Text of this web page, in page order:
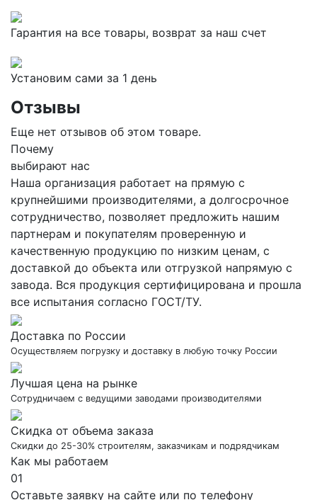
Гарантия на все товары, возврат за наш счет
Установим сами за 1 день
Отзывы
Еще нет отзывов об этом товаре.
Почему
выбирают нас
Наша организация работает на прямую с
крупнейшими производителями, а долгосрочное
сотрудничество, позволяет предложить нашим
партнерам и покупателям проверенную и
качественную продукцию по низким ценам, с
доставкой до объекта или отгрузкой напрямую с
завода. Вся продукция сертифицирована и прошла
все испытания согласно ГОСТ/ТУ.
Доставка по России
Осуществляем погрузку и доставку в любую точку России
Лучшая цена на рынке
Сотрудничаем с ведущими заводами производителями
Скидка от объема заказа
Скидки до 25-30% строителям, заказчикам и подрядчикам
Как мы работаем
01
Оставьте заявку на сайте или по телефону